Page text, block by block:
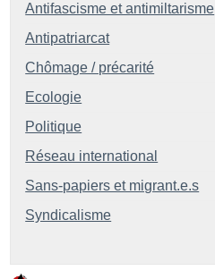
Antifascisme et antimiltarisme
Antipatriarcat
Chômage / précarité
Ecologie
Politique
Réseau international
Sans-papiers et migrant.e.s
Syndicalisme